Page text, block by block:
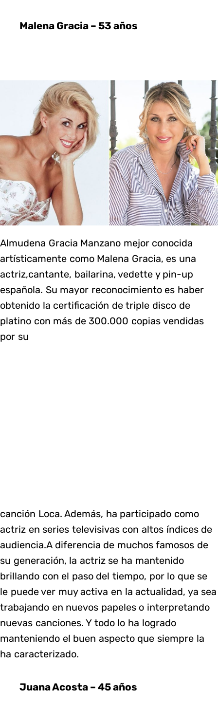
Malena Gracia – 53 años
Almudena Gracia Manzano mejor conocida
artísticamente como Malena Gracia, es una
actriz,​cantante, bailarina, vedette y pin-up
española. Su mayor reconocimiento es haber
obtenido la certificación de triple disco de
platino con más de 300.000 copias vendidas
por su
canción Loca. Además, ha participado como
actriz en series televisivas con altos índices de
audiencia.A diferencia de muchos famosos de
su generación, la actriz se ha mantenido
brillando con el paso del tiempo, por lo que se
le puede ver muy activa en la actualidad, ya sea
trabajando en nuevos papeles o interpretando
nuevas canciones. Y todo lo ha logrado
manteniendo el buen aspecto que siempre la
ha caracterizado.
Juana Acosta – 45 años